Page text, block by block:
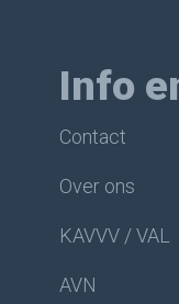
Info
Contact
Over ons
KAVVV / VAL
AVN